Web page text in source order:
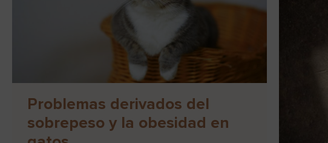
Problemas derivados del
sobrepeso y la obesidad en